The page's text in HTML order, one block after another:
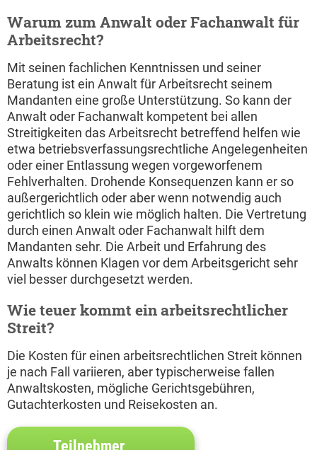
Warum zum Anwalt oder Fachanwalt für
Arbeitsrecht?
Mit seinen fachlichen Kenntnissen und seiner
Beratung ist ein Anwalt für Arbeitsrecht seinem
Mandanten eine große Unterstützung. So kann der
Anwalt oder Fachanwalt kompetent bei allen
Streitigkeiten das Arbeitsrecht betreffend helfen wie
etwa betriebsverfassungsrechtliche Angelegenheiten
oder einer Entlassung wegen vorgeworfenem
Fehlverhalten. Drohende Konsequenzen kann er so
außergerichtlich oder aber wenn notwendig auch
gerichtlich so klein wie möglich halten. Die Vertretung
durch einen Anwalt oder Fachanwalt hilft dem
Mandanten sehr. Die Arbeit und Erfahrung des
Anwalts können Klagen vor dem Arbeitsgericht sehr
viel besser durchgesetzt werden.
Wie teuer kommt ein arbeitsrechtlicher
Streit?
Die Kosten für einen arbeitsrechtlichen Streit können
je nach Fall variieren, aber typischerweise fallen
Anwaltskosten, mögliche Gerichtsgebühren,
Gutachterkosten und Reisekosten an.
Teilnehmer